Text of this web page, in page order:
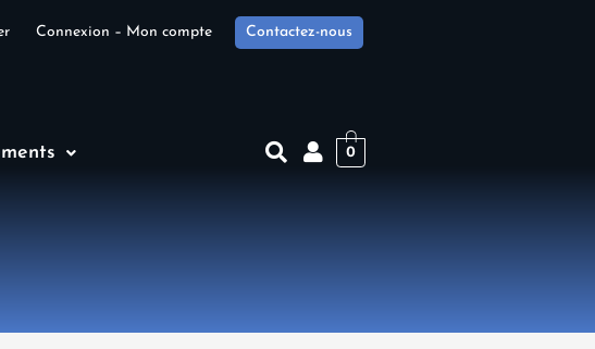
Connexion – Mon compte Contactez-nous
0